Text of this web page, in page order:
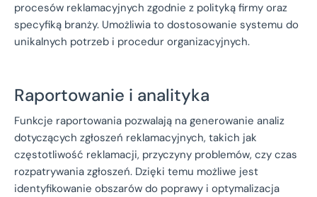
procesów reklamacyjnych zgodnie z polityką firmy oraz
specyfiką branży. Umożliwia to dostosowanie systemu do
unikalnych potrzeb i procedur organizacyjnych.
Raportowanie i analityka
Funkcje raportowania pozwalają na generowanie analiz
dotyczących zgłoszeń reklamacyjnych, takich jak
częstotliwość reklamacji, przyczyny problemów, czy czas
rozpatrywania zgłoszeń. Dzięki temu możliwe jest
identyfikowanie obszarów do poprawy i optymalizacja